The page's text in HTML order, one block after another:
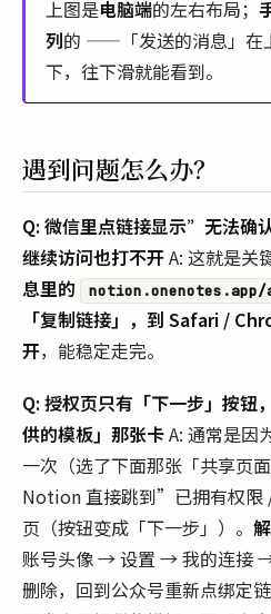
上图是电脑端的左右布局；
列的 ——「发送的消息」在
下，往下滑就能看到。
遇到问题怎么办？
Q: 微信里点链接显示”无法确
继续访问也打不开A: 这就是关
息里的
「复制链接」，到 Safari /
开，能稳定走完。
Q: 授权页只有「下一步」按钮
供的模板」那张卡A: 通常是因
一次（选了下面那张「共享页
Notion 直接跳到”已拥有权限
页（按钮变成「下一步」）。
账号头像 → 设置 → 我的连接
删除，回到公众号重新点绑定